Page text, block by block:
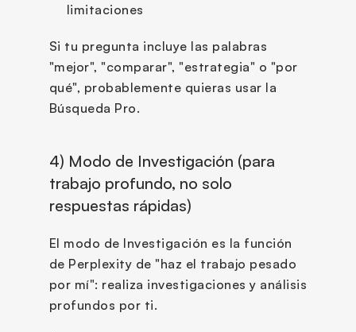
limitaciones
Si tu pregunta incluye las palabras
"mejor", "comparar", "estrategia" o "por
qué", probablemente quieras usar la
Búsqueda Pro.
4) Modo de Investigación (para
trabajo profundo, no solo
respuestas rápidas)
El modo de Investigación es la función
de Perplexity de "haz el trabajo pesado
por mí": realiza investigaciones y análisis
profundos por ti.